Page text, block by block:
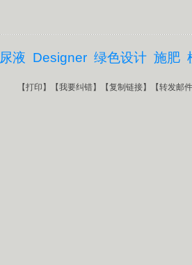
尿液 Designer 绿色设计 施肥
【打印 】【我要纠错】【复制链接】【转发邮件